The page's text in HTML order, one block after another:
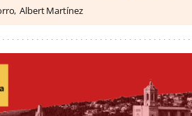
Albert Martínez